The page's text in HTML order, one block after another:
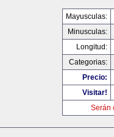
Mayusculas:
Minusculas:
Longitud:
Categorias:
Precio:
Visitar!
Serán